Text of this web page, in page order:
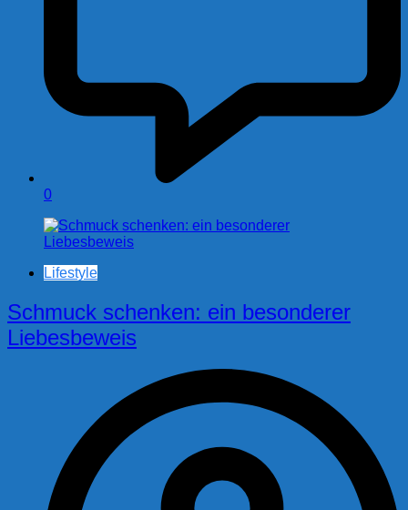
0
Lifestyle
Schmuck schenken: ein besonderer
Liebesbeweis